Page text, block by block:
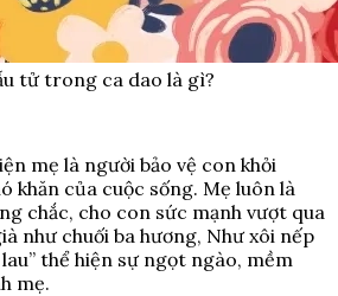
tử trong ca dao là gì?
mẹ là người bảo vệ con khỏi
khăn của cuộc sống. Mẹ luôn là
chắc, cho con sức mạnh vượt qua
như chuối ba hương, Như xôi nếp
thể hiện sự ngọt ngào, mềm
mẹ.